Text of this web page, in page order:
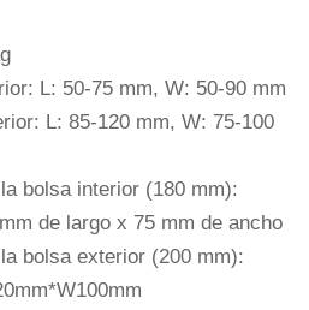
L: 50-75 mm, W: 50-90 mm
L: 85-120 mm, W: 75-100
bolsa interior (180 mm):
de largo x 75 mm de ancho
bolsa exterior (200 mm):